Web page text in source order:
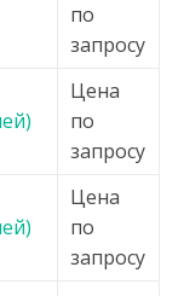
по
запросу
Цена
по
запросу
Цена
по
запросу